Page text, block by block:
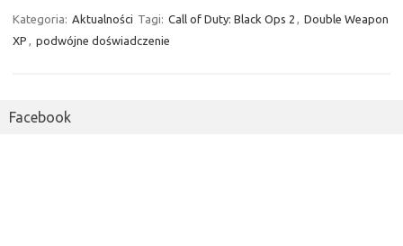
Kategoria: Aktualności Tagi: Call of Duty: Black Ops 2
Double Weapon
XP
podwójne doświadczenie
Facebook